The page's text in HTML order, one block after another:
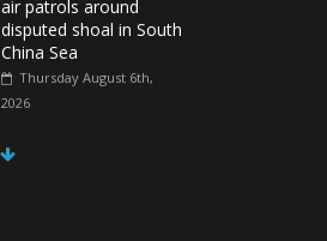
air patrols around
disputed shoal in South
China Sea
Thursday August 6th,
2026
Spain Regains Control